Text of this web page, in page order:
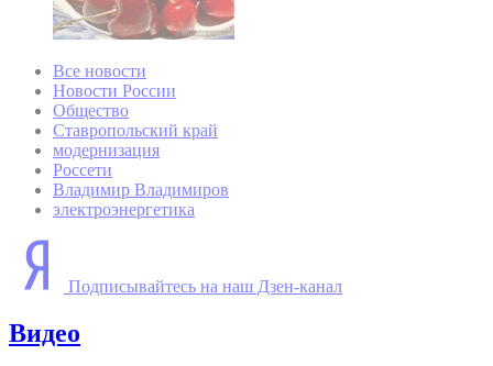
Все новости
Новости России
Общество
Ставропольский край
модернизация
Россети
Владимир Владимиров
электроэнергетика
Подписывайтесь на наш Дзен-канал
Видео